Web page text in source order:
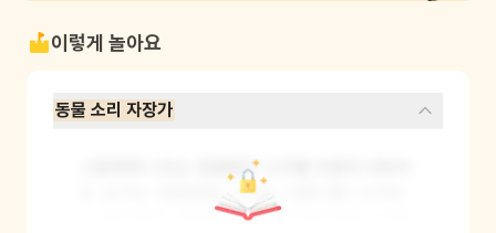
이렇게 놀아요
동물 소리 자장가
그림책에 나오는 동물들의 소리를 조용히 내보아
요. 토끼는 '깡충깡충', 사슴은 '사뿐사뿐', 코끼리
는 '뿌우뿌우', 표범은 '살금살금'처럼 동물 소리를